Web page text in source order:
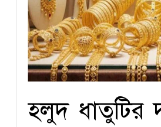
হলুদ ধাতুটির